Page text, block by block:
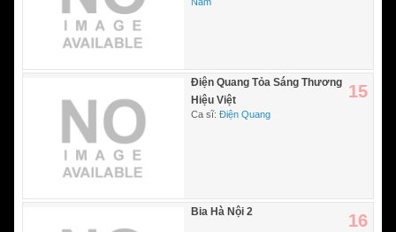
Điện Quang Tỏa Sáng Thương
Hiệu Việt
15
Ca sĩ: Điện Quang
Bia Hà Nội 2 16